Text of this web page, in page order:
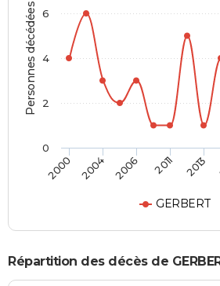
Personnes décédées
GERBERT
2000 2004 2006 2011 2013
0
2
4
6
Répartition des décès de